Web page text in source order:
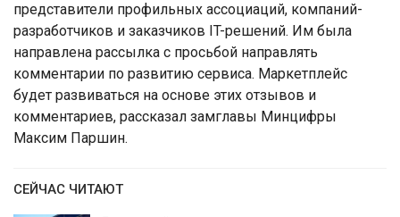
представители профильных ассоциаций, компаний-
разработчиков и заказчиков IT-решений. Им была
направлена рассылка с просьбой направлять
комментарии по развитию сервиса. Маркетплейс
будет развиваться на основе этих отзывов и
комментариев, рассказал замглавы Минцифры
Максим Паршин.
СЕЙЧАС ЧИТАЮТ